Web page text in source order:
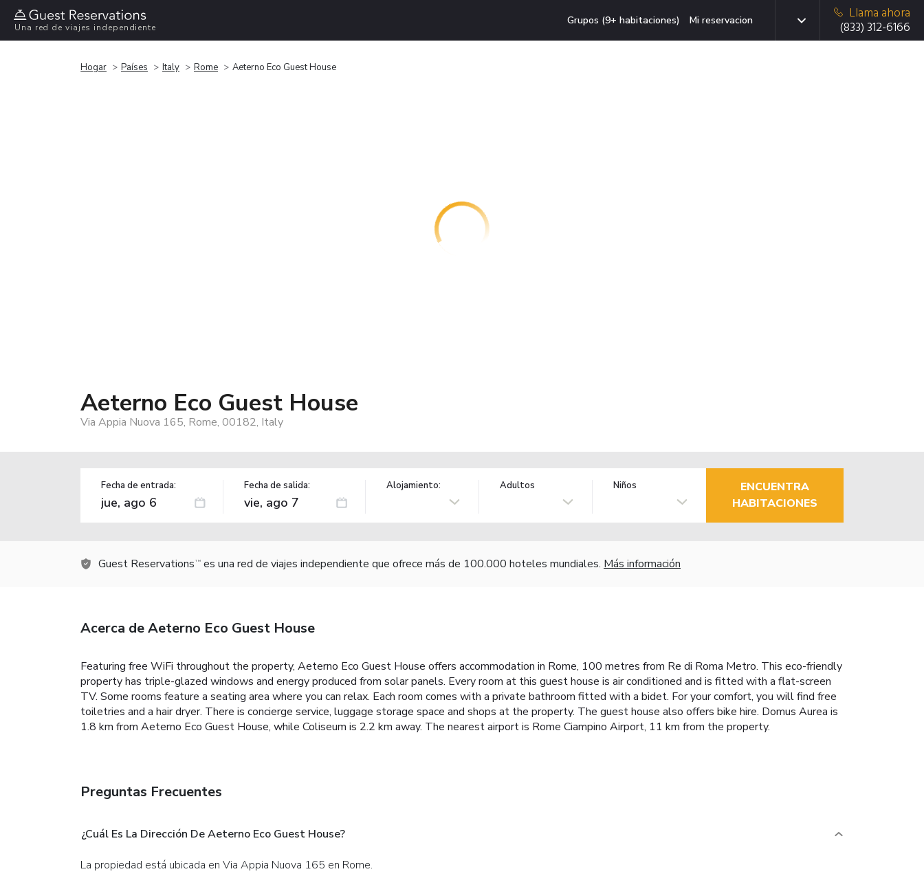
Una red de viajes independiente
Grupos (9+ habitaciones) Mi reservacion
Llama ahora
(833) 312-6166
Hogar Países Italy Rome Aeterno Eco Guest House
Aeterno Eco Guest House
Via Appia Nuova 165, Rome, 00182, Italy
Fecha de entrada: Fecha de salida: Alojamiento: Adultos Niños
ENCUENTRA
HABITACIONES
Guest Reservations TM es una red de viajes independiente que ofrece más de 100.000 hoteles mundiales. Más información
Acerca de Aeterno Eco Guest House
Featuring free WiFi throughout the property, Aeterno Eco Guest House offers accommodation in Rome, 100 metres from Re di Roma Metro. This eco-friendly
property has triple-glazed windows and energy produced from solar panels. Every room at this guest house is air conditioned and is fitted with a flat-screen
TV. Some rooms feature a seating area where you can relax. Each room comes with a private bathroom fitted with a bidet. For your comfort, you will find free
toiletries and a hair dryer. There is concierge service, luggage storage space and shops at the property. The guest house also offers bike hire. Domus Aurea is
1.8 km from Aeterno Eco Guest House, while Coliseum is 2.2 km away. The nearest airport is Rome Ciampino Airport, 11 km from the property.
Preguntas Frecuentes
¿Cuál Es La Dirección De Aeterno Eco Guest House?
La propiedad está ubicada en Via Appia Nuova 165 en Rome.